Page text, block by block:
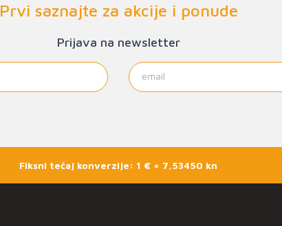
Prvi saznajte za akcije i ponude
Prijava na newsletter
Fiksni tečaj konverzije: 1 € = 7,53450 kn